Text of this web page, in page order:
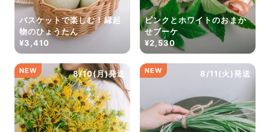
バスケットで楽しむ！縁起
物のひょうたん
¥3,410
ピンクとホワイトのおまか
せブーケ
¥2,530
8/10(月)発送
NEW 8/11(火)発送
NEW